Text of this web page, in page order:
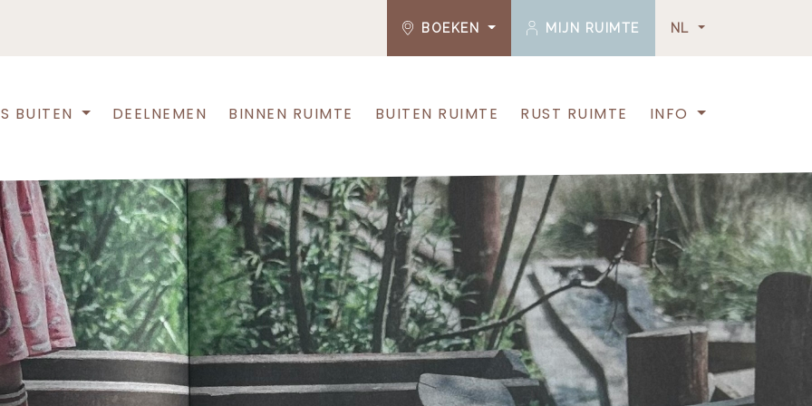
BOEKEN MIJN RUIMTE NL
BUITEN DEELNEMEN BINNEN RUIMTE BUITEN RUIMTE RUST RUIMTE INFO